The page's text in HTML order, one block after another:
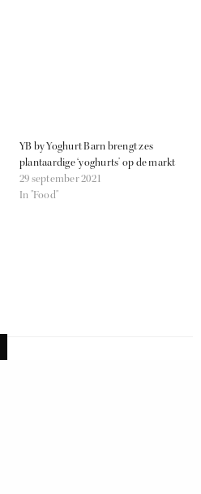
YB by Yoghurt Barn brengt zes
plantaardige ‘yoghurts’ op de markt
29 september 2021
In "Food"